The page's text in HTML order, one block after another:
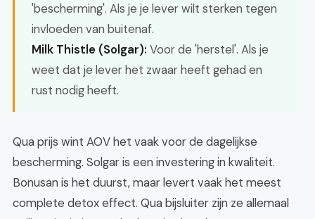
'bescherming'. Als je je lever wilt sterken tegen
invloeden van buitenaf.
Milk Thistle (Solgar): Voor de 'herstel'. Als je
weet dat je lever het zwaar heeft gehad en
rust nodig heeft.
Qua prijs wint AOV het vaak voor de dagelijkse
bescherming. Solgar is een investering in kwaliteit.
Bonusan is het duurst, maar levert vaak het meest
complete detox effect. Qua bijsluiter zijn ze allemaal